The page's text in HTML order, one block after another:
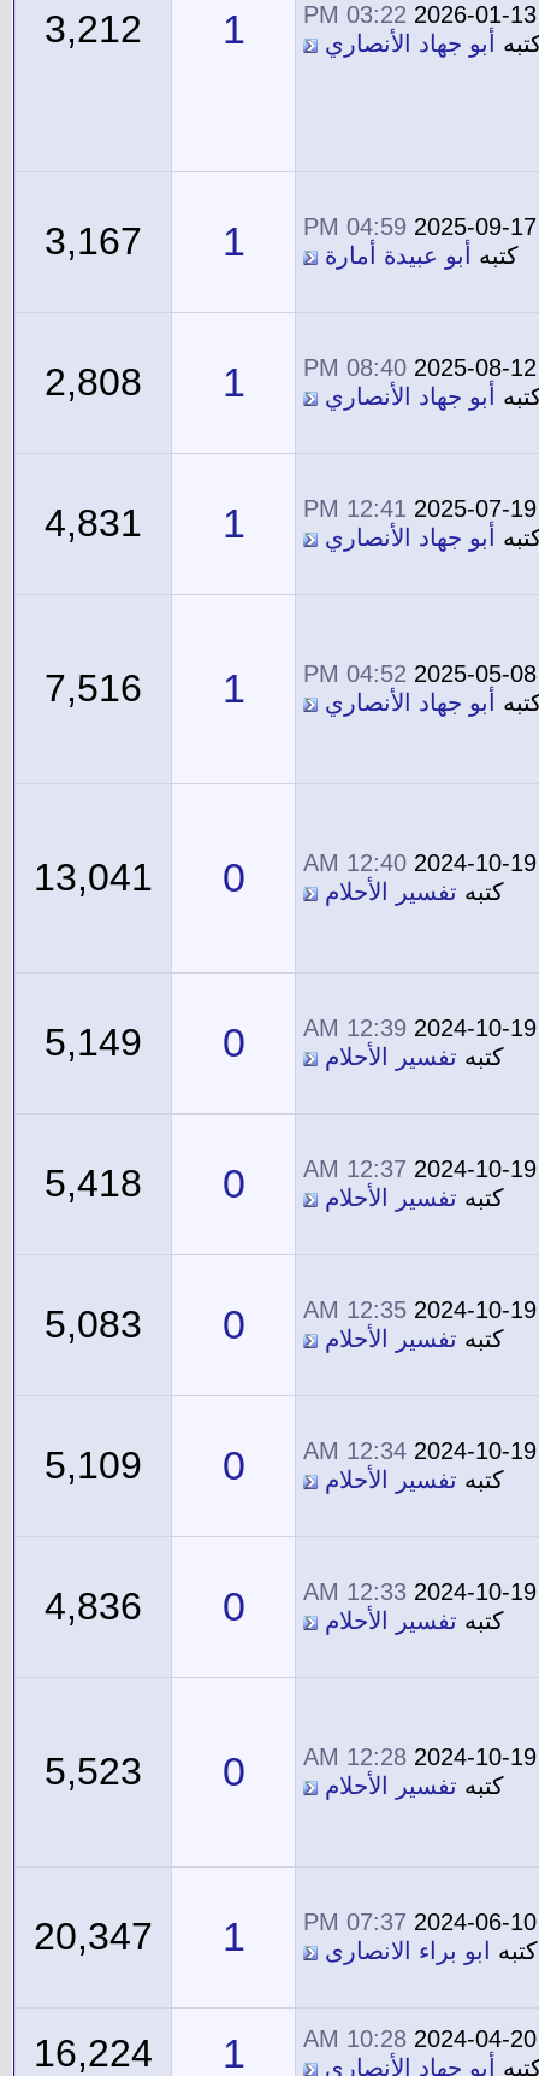
2026-01-13
03:22 PM
أبو جهاد الأنصاري 1
3,212
2025-09-17
04:59 PM
كتبه
أبو عبيدة أمارة 1
3,167
2025-08-12
08:40 PM
أبو جهاد الأنصاري 1
2,808
2025-07-19
12:41 PM
أبو جهاد الأنصاري 1
4,831
2025-05-08
04:52 PM
أبو جهاد الأنصاري 1
7,516
2024-10-19
12:40 AM
كتبه تفسير الأحلام 0
13,041
2024-10-19
12:39 AM
كتبه تفسير الأحلام 0
5,149
2024-10-19
12:37 AM
كتبه تفسير الأحلام 0
5,418
2024-10-19
12:35 AM
كتبه تفسير الأحلام 0
5,083
2024-10-19
12:34 AM
كتبه تفسير الأحلام 0
5,109
2024-10-19
12:33 AM
كتبه تفسير الأحلام 0
4,836
2024-10-19
12:28 AM
كتبه تفسير الأحلام 0
5,523
2024-06-10
07:37 PM
كتبه
ابو براء الانصارى 1
20,347
2024-04-20
10:28 AM
أبو جهاد الأنصاري 1
16,224